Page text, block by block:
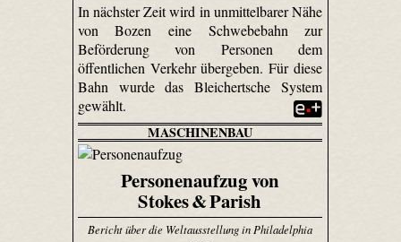
In nächster Zeit wird in unmittelbarer Nähe
von Bozen eine Schwebebahn zur
Beförderung von Personen dem
öffentlichen Verkehr übergeben. Für diese
Bahn wurde das Bleichert­sche System
gewählt.
MASCHINENBAU
Personenaufzug von
Stokes & Parish
Bericht über die Weltausstellung in Philadelphia